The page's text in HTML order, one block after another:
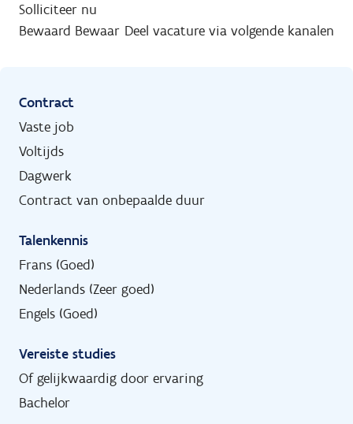
Solliciteer nu
Bewaard Bewaar Deel vacature via volgende kanalen
Contract
Vaste job
Voltijds
Dagwerk
Contract van onbepaalde duur
Talenkennis
Frans (Goed)
Nederlands (Zeer goed)
Engels (Goed)
Vereiste studies
Of gelijkwaardig door ervaring
Bachelor